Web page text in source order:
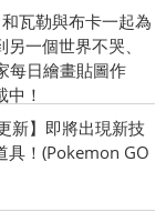
瓦勒與布卡一起為
另一個世界不哭、
每日繪畫貼圖作
！
新】即將出現新技
具！(Pokemon GO